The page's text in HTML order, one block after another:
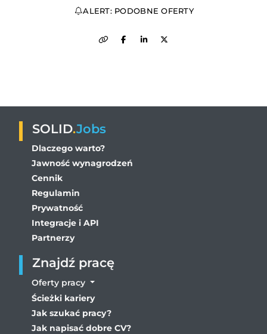
ALERT: PODOBNE OFERTY
SOLID.Jobs
Dlaczego warto?
Jawność wynagrodzeń
Cennik
Regulamin
Prywatność
Integracje i API
Partnerzy
Znajdź pracę
Oferty pracy
Ścieżki kariery
Jak szukać pracy?
Jak napisać dobre CV?